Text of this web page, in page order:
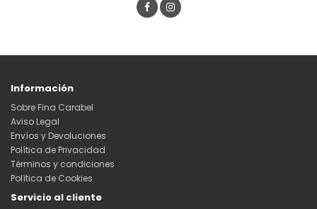
Información
Sobre Fina Carabel
Aviso Legal
Envíos y Devoluciones
Política de Privacidad
Términos y condiciones
Política de Cookies
Servicio al cliente